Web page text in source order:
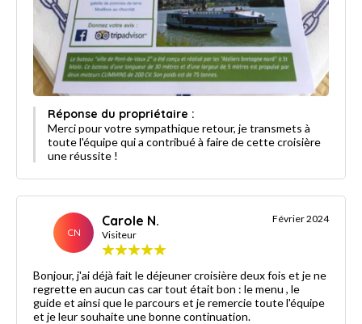
Réponse du propriétaire :
Merci pour votre sympathique retour, je transmets à
toute l'équipe qui a contribué à faire de cette croisière
une réussite !
CN
Carole N.
Visiteur
Février 2024
Bonjour, j'ai déjà fait le déjeuner croisière deux fois et je ne
regrette en aucun cas car tout était bon : le menu , le
guide et ainsi que le parcours et je remercie toute l'équipe
et je leur souhaite une bonne continuation.